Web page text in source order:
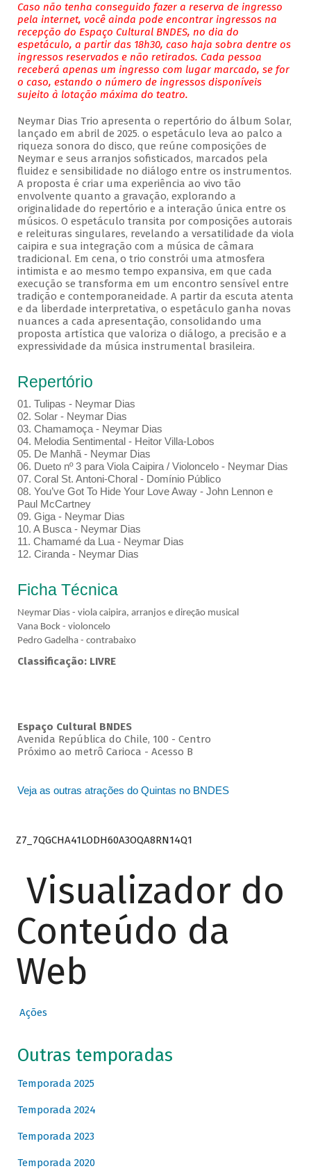
Caso não tenha conseguido fazer a reserva de ingresso
pela internet, você ainda pode encontrar ingressos na
recepção do Espaço Cultural BNDES, no dia do
espetáculo, a partir das 18h30, caso haja sobra dentre os
ingressos reservados e não retirados. Cada pessoa
receberá apenas um ingresso com lugar marcado, se for
o caso, estando o número de ingressos disponíveis
sujeito à lotação máxima do teatro.
Neymar Dias Trio apresenta o repertório do álbum Solar,
lançado em abril de 2025. o espetáculo leva ao palco a
riqueza sonora do disco, que reúne composições de
Neymar e seus arranjos sofisticados, marcados pela
fluidez e sensibilidade no diálogo entre os instrumentos.
A proposta é criar uma experiência ao vivo tão
envolvente quanto a gravação, explorando a
originalidade do repertório e a interação única entre os
músicos. O espetáculo transita por composições autorais
e releituras singulares, revelando a versatilidade da viola
caipira e sua integração com a música de câmara
tradicional. Em cena, o trio constrói uma atmosfera
intimista e ao mesmo tempo expansiva, em que cada
execução se transforma em um encontro sensível entre
tradição e contemporaneidade. A partir da escuta atenta
e da liberdade interpretativa, o espetáculo ganha novas
nuances a cada apresentação, consolidando uma
proposta artística que valoriza o diálogo, a precisão e a
expressividade da música instrumental brasileira.
Repertório
01. Tulipas - Neymar Dias
02. Solar - Neymar Dias
03. Chamamoça - Neymar Dias
04. Melodia Sentimental - Heitor Villa-Lobos
05. De Manhã - Neymar Dias
06. Dueto nº 3 para Viola Caipira / Violoncelo - Neymar Dias
07. Coral St. Antoni-Choral - Domínio Público
08. You’ve Got To Hide Your Love Away - John Lennon e
Paul McCartney
09. Giga - Neymar Dias
10. A Busca - Neymar Dias
11. Chamamé da Lua - Neymar Dias
12. Ciranda - Neymar Dias
Ficha Técnica
Neymar Dias - viola caipira, arranjos e direção musical
Vana Bock - violoncelo
Pedro Gadelha - contrabaixo
Classificação: LIVRE
Espaço Cultural BNDES
Avenida República do Chile, 100 - Centro
Próximo ao metrô Carioca - Acesso B
Veja as outras atrações do Quintas no BNDES
Z7_7QGCHA41LODH60A3OQA8RN14Q1
Visualizador do
Conteúdo da
Web
Ações
Outras temporadas
Temporada 2025
Temporada 2024
Temporada 2023
Temporada 2020